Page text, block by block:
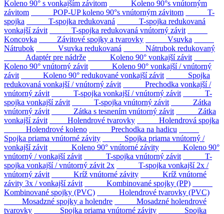
Koleno 90° s vonkajším závitom
Koleno 90°s vnútorným
závitom
POP-UP koleno 90°s vnútorným závitom
T-
spojka
T-spojka redukovaná
T-spojka redukovaná
vonkajší závit
T-spojka redukovaná vnútorný závit
Koncovka
Závitové spojky a tvarovky
Vsuvka
Nátrubok
Vsuvka redukovaná
Nátrubok redukovaný
Adaptér pre nádrže
Koleno 90° vonkajší závit
Koleno 90° vnútorný závit
Koleno 90° vonkajší / vnútorný
závit
Koleno 90° redukované vonkajší závit
Spojka
redukovaná vonkajší / vnútorný závit
Prechodka vonkajší /
vnútorný závit
T-spojka vonkajší / vnútorný závit
T-
spojka vonkajší závit
T-spojka vnútorný závit
Zátka
vnútorný závit
Zátka s tesnením vnútorný závit
Zátka
vonkajší závit
Holendrové tvarovky
Holendrová spojka
Holendrové koleno
Prechodka na hadicu
Spojka priama vnútorné závity
Spojka priama vnútorný /
vonkajší závit
Koleno 90° vnútorné závity
Koleno 90°
vnútorný / vonkajší závit
T-spojka vnútorný závit
T-
spojka vonkajší / vnútorný závit 2x
T-spojka vonkajší 2x /
vnútorný závit
Kríž vnútorné závity
Kríž vnútorné
závity 3x / vonkajší závit
Kombinované spojky (PP)
Kombinované spojky (PVC)
Holendrové tvarovky (PVC)
Mosadzné spojky a holendre
Mosadzné holendrové
tvarovky
Spojka priama vnútorné závity Spojka